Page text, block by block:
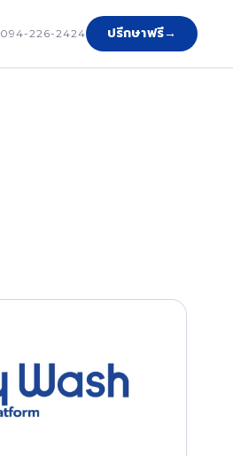
094-226-2424 ปรึกษาฟรี→